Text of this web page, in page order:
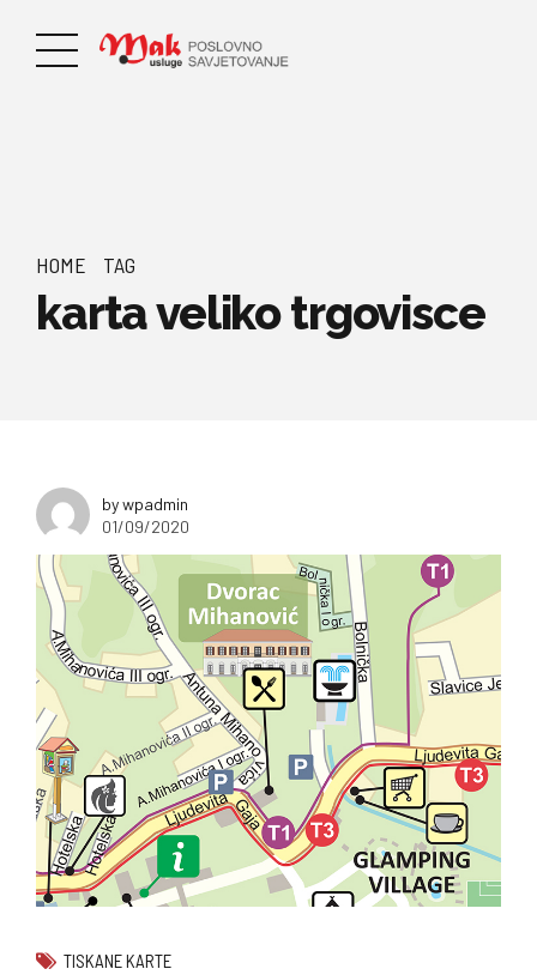
HOME TAG
karta veliko trgovisce
by wpadmin
01/09/2020
TISKANE KARTE